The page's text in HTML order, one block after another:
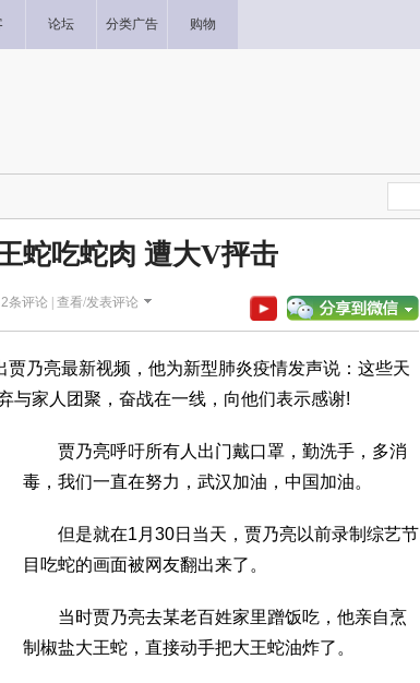
论坛 分类广告 购物
蛇吃蛇肉 遭大V抨击
2条评论 | 查看/发表评论
乃亮最新视频，他为新型肺炎疫情发声说：这些天
与家人团聚，奋战在一线，向他们表示感谢!
贾乃亮呼吁所有人出门戴口罩，勤洗手，多消
毒，我们一直在努力，武汉加油，中国加油。
但是就在1月30日当天，贾乃亮以前录制综艺节
目吃蛇的画面被网友翻出来了。
当时贾乃亮去某老百姓家里蹭饭吃，他亲自烹
制椒盐大王蛇，直接动手把大王蛇油炸了。